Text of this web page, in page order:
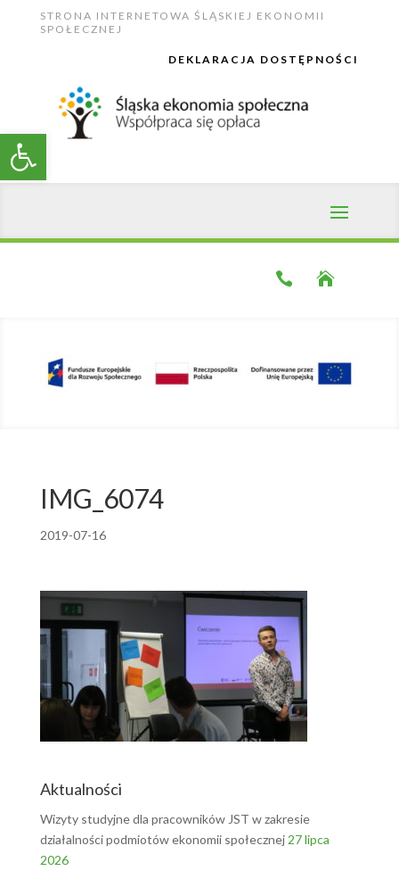
Open toolbar
content
STRONA INTERNETOWA ŚLĄSKIEJ EKONOMII
SPOŁECZNEJ
DEKLARACJA DOSTĘPNOŚCI


IMG_6074
2019-07-16
Aktualności
Wizyty studyjne dla pracowników JST w zakresie
działalności podmiotów ekonomii społecznej 27 lipca
2026